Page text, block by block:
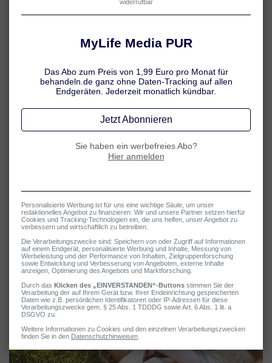
Neurodermitis: Symptome im Überblick
Juckende und gerötete Problemhaut kann zur echten Belastung
Mehr erfahren